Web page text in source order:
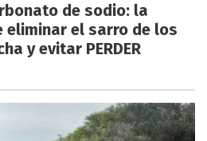
de sodio: la
eliminar el sarro de los
y evitar PERDER